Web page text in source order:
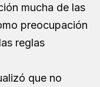
mucha de las
preocupación
reglas
que no